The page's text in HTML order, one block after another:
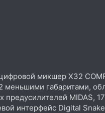
микшер X32
меньшими габаритами,
MIDAS,
интерфейс Digital